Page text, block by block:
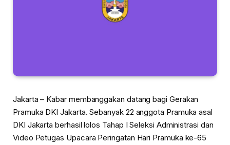
Jakarta – Kabar membanggakan datang bagi Gerakan
Pramuka DKI Jakarta. Sebanyak 22 anggota Pramuka asal
DKI Jakarta berhasil lolos Tahap I Seleksi Administrasi dan
Video Petugas Upacara Peringatan Hari Pramuka ke-65